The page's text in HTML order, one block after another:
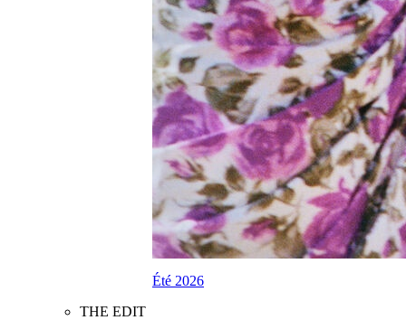
Été 2026
THE EDIT